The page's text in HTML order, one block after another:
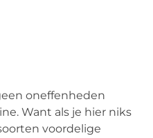
oneffenheden
Want als je hier niks
voordelige